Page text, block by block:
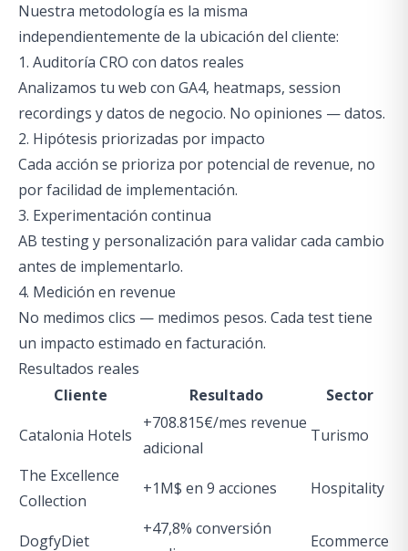
Nuestra metodología es la misma
independientemente de la ubicación del cliente:
1. Auditoría CRO con datos reales
Analizamos tu web con GA4, heatmaps, session
recordings y datos de negocio. No opiniones — datos.
2. Hipótesis priorizadas por impacto
Cada acción se prioriza por potencial de revenue, no
por facilidad de implementación.
3. Experimentación continua
AB testing y personalización para validar cada cambio
antes de implementarlo.
4. Medición en revenue
No medimos clics — medimos pesos. Cada test tiene
un impacto estimado en facturación.
Resultados reales
Cliente
Resultado
Sector
Catalonia Hotels
+708.815€/mes revenue
adicional
Turismo
The Excellence
Collection
+1M$ en 9 acciones Hospitality
DogfyDiet
+47,8% conversión
Ecommerce